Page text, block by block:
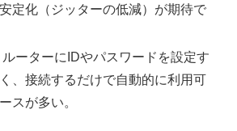
定化（ジッターの低減）が期待で
ルーターにIDやパスワードを設定す
、接続するだけで自動的に利用可
スが多い。